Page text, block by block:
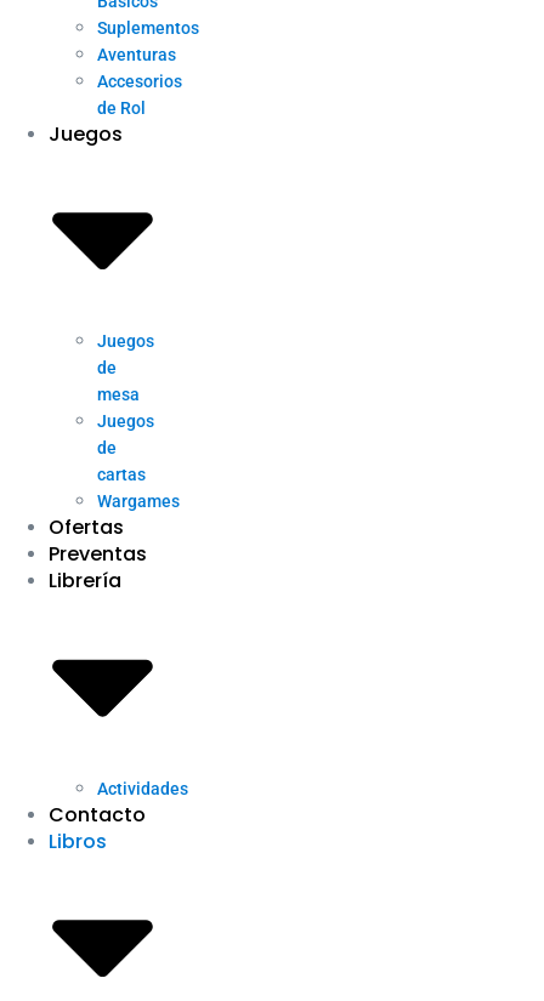
Suplementos
Aventuras
Accesorios
de Rol
Juegos
Juegos
de
mesa
Juegos
de
cartas
Wargames
Ofertas
Preventas
Librería
Actividades
Contacto
Libros